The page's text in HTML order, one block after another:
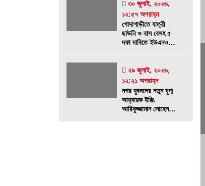
৩০ জুলাই, ২০২৬,
১২:৫৭ অপরাহ্ন
গোদাগাড়ীতে যাত্রী
ছাউনি ও বাস বেসহ ৫
দফা দাবিতে ইউএনওকে
২৯ জুলাই, ২০২৬,
১২:২১ অপরাহ্ন
নগর যুবদলের নতুন যুগ্ম
আহ্বায়ক ইঞ্জি.
আরিফুজ্জামান সোহেলকে